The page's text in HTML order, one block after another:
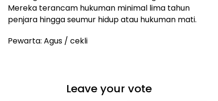
Mereka terancam hukuman minimal lima tahun
penjara hingga seumur hidup atau hukuman mati.
Pewarta: Agus / cekli
Leave your vote